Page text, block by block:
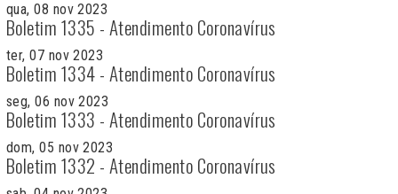
qua, 08 nov 2023
Boletim 1335 - Atendimento Coronavírus
ter, 07 nov 2023
Boletim 1334 - Atendimento Coronavírus
seg, 06 nov 2023
Boletim 1333 - Atendimento Coronavírus
dom, 05 nov 2023
Boletim 1332 - Atendimento Coronavírus